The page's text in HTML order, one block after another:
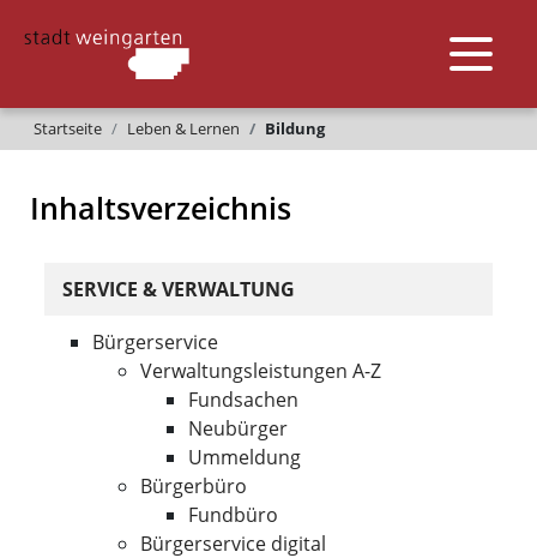
Startseite Leben & Lernen Bildung
Inhaltsverzeichnis
SERVICE & VERWALTUNG
Bürgerservice
Verwaltungsleistungen A-Z
Fundsachen
Neubürger
Ummeldung
Bürgerbüro
Fundbüro
Bürgerservice digital